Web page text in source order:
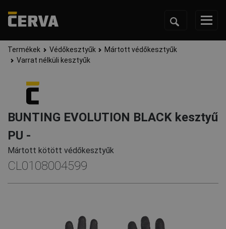
Termékek Védőkesztyűk
Mártott védőkesztyűk
Varrat nélküli kesztyűk
BUNTING EVOLUTION BLACK kesztyű
PU -
Mártott kötött védőkesztyűk
CL0108004599